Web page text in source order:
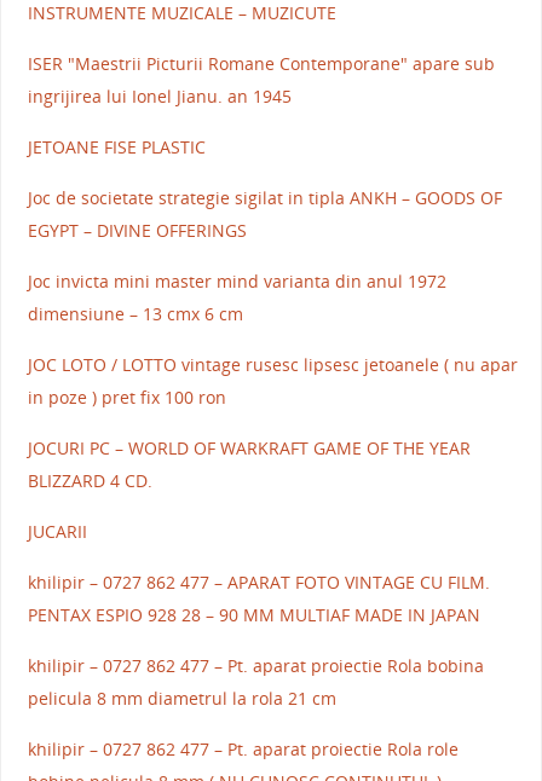
INSTRUMENTE MUZICALE – MUZICUTE
ISER "Maestrii Picturii Romane Contemporane" apare sub
ingrijirea lui Ionel Jianu. an 1945
JETOANE FISE PLASTIC
Joc de societate strategie sigilat in tipla ANKH – GOODS OF
EGYPT – DIVINE OFFERINGS
Joc invicta mini master mind varianta din anul 1972
dimensiune – 13 cmx 6 cm
JOC LOTO / LOTTO vintage rusesc lipsesc jetoanele ( nu apar
in poze ) pret fix 100 ron
JOCURI PC – WORLD OF WARKRAFT GAME OF THE YEAR
BLIZZARD 4 CD.
JUCARII
khilipir – 0727 862 477 – APARAT FOTO VINTAGE CU FILM.
PENTAX ESPIO 928 28 – 90 MM MULTIAF MADE IN JAPAN
khilipir – 0727 862 477 – Pt. aparat proiectie Rola bobina
pelicula 8 mm diametrul la rola 21 cm
khilipir – 0727 862 477 – Pt. aparat proiectie Rola role